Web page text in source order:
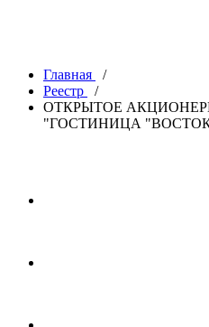
Главная
/
Реестр
/
ОТКРЫТОЕ
"ГОСТИНИЦА